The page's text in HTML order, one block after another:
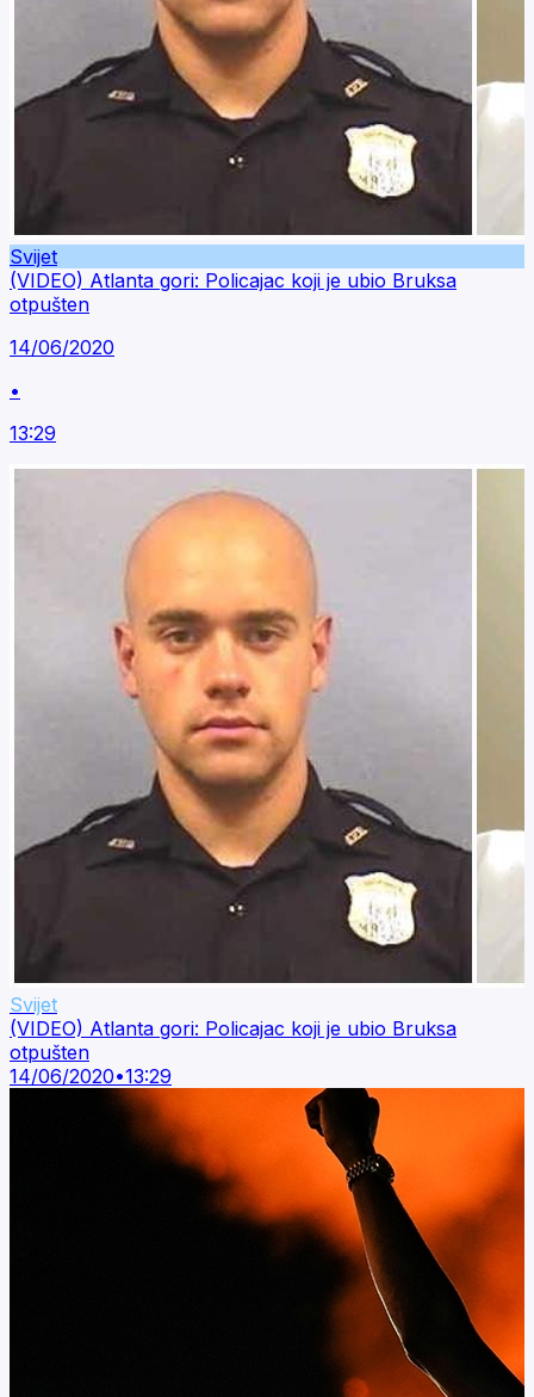
Svijet
(VIDEO) Atlanta gori: Policajac koji je ubio Bruksa
otpušten
14/06/2020
•
13:29
Svijet
(VIDEO) Atlanta gori: Policajac koji je ubio Bruksa
otpušten
14/06/2020•13:29